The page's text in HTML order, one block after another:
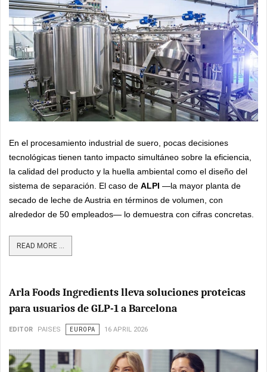
En el procesamiento industrial de suero, pocas decisiones
tecnológicas tienen tanto impacto simultáneo sobre la eficiencia,
la calidad del producto y la huella ambiental como el diseño del
sistema de separación. El caso de ALPI —la mayor planta de
secado de leche de Austria en términos de volumen, con
alrededor de 50 empleados— lo demuestra con cifras concretas.
READ MORE ...
Arla Foods Ingredients lleva soluciones proteicas
para usuarios de GLP-1 a Barcelona
EDITOR PAISES EUROPA 16 APRIL 2026